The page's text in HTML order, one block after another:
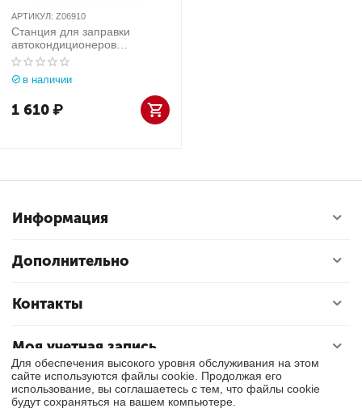
АРТИКУЛ: Z06910
Станция для заправки
автокондиционеров
KONFORT 780R BI-GAS
в наличии
1 610₽
Информация
Дополнительно
Контакты
Моя учетная запись
© 2018 - 2026 Exly. Все права защищены.
Для обеспечения высокого уровня обслуживания на этом
сайте используются файлы cookie. Продолжая его
использование, вы соглашаетесь с тем, что файлы cookie
будут сохраняться на вашем компьютере.